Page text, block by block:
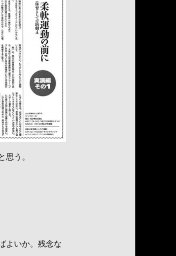
う。
よいか。残念な